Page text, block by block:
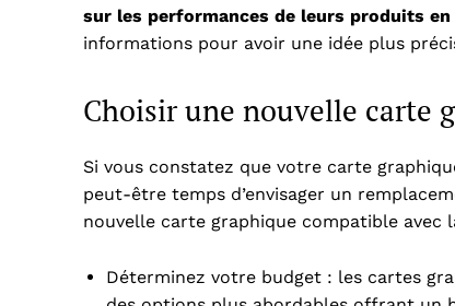
sur les performances de leurs produits
informations pour avoir une idée plus
Choisir une nouvelle carte
Si vous constatez que votre carte
peut-être temps d’envisager un
nouvelle carte graphique compatible avec
Déterminez votre budget : les cartes